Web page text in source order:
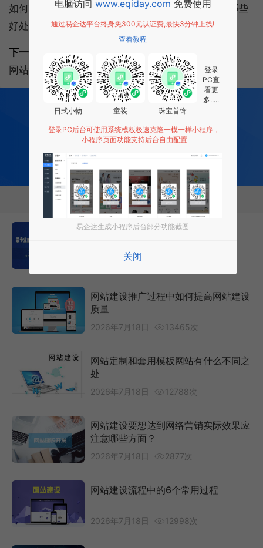
如何优化关键词排名？好的关键词排名给网站带来哪些
好处？
下一篇:
网站建设：网页设计底部5个技巧
200
多项功能全部免费开发
全行业场景 适用
0 成本 0 门槛 一键生成
让每个商家都拥有适合自己的小程序
相关推荐
易企达网站建设优势
2026年7月18日
网站建设推广过程中如何提高网站建设
质量
2026年7月18日 13465次
网站定制和套用模板网站有什么不同之
处
2026年7月18日 12788次
网站建设要想达到网络营销实际效果应
注意哪些方面？
2026年7月18日 2877次
网站建设流程中的6个常用过程
2026年7月18日 12998次
电脑访问 www.eqiday.com 免费使用
通过易企达平台终身免300元认证费,最快3分钟上线!
查看教程
日式小物 童装 珠宝首饰
登录
PC查
看更
多.....
登录PC后台可使用系统模板极速克隆一模一样小程序，
小程序页面功能支持后台自由配置
易企达生成小程序后台部分功能截图
关闭